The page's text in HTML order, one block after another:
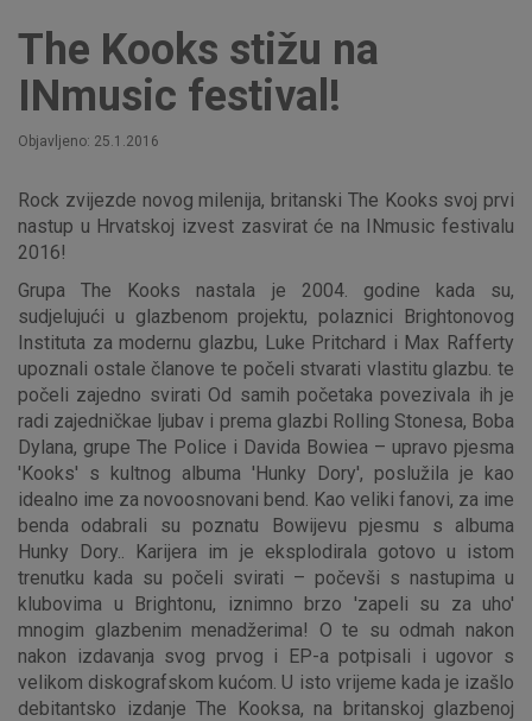
Globalna tržišta
Faktoring
O nama
The Kooks stižu na
INmusic festival!
Objavljeno: 25.1.2016
Rock zvijezde novog milenija, britanski The Kooks svoj prvi
nastup u Hrvatskoj izvest zasvirat će na INmusic festivalu
2016!
Grupa The Kooks nastala je 2004. godine kada su,
sudjelujući u glazbenom projektu, polaznici Brightonovog
Instituta za modernu glazbu, Luke Pritchard i Max Rafferty
upoznali ostale članove te počeli stvarati vlastitu glazbu. te
počeli zajedno svirati Od samih početaka povezivala ih je
radi zajedničkae ljubav i prema glazbi Rolling Stonesa, Boba
Dylana, grupe The Police i Davida Bowiea – upravo pjesma
'Kooks' s kultnog albuma 'Hunky Dory', poslužila je kao
idealno ime za novoosnovani bend. Kao veliki fanovi, za ime
benda odabrali su poznatu Bowijevu pjesmu s albuma
Hunky Dory.. Karijera im je eksplodirala gotovo u istom
trenutku kada su počeli svirati – počevši s nastupima u
klubovima u Brightonu, iznimno brzo 'zapeli su za uho'
mnogim glazbenim menadžerima! O te su odmah nakon
nakon izdavanja svog prvog i EP-a potpisali i ugovor s
velikom diskografskom kućom. U isto vrijeme kada je izašlo
debitantsko izdanje The Kooksa, na britanskoj glazbenoj